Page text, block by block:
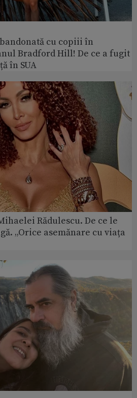
cu copiii în
Bradford Hill! De ce a fugit
în SUA
Rădulescu. De ce le
„Orice asemănare cu viața